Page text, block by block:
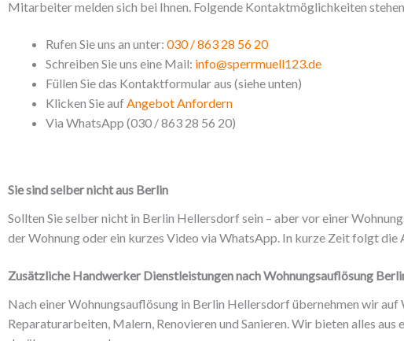
Mitarbeiter melden sich bei Ihnen. Folgende Kontaktmöglichkeiten stehen
Rufen Sie uns an unter: 030 / 863 28 56 20
Schreiben Sie uns eine Mail: info@sperrmuell123.de
Füllen Sie das Kontaktformular aus (siehe unten)
Klicken Sie auf Angebot Anfordern
Via WhatsApp (030 / 863 28 56 20)
Sie sind selber nicht aus Berlin
Sollten Sie selber nicht in Berlin Hellersdorf sein – aber vor einer
der Wohnung oder ein kurzes Video via WhatsApp. In kurze Zeit folgt
Zusätzliche Handwerker Dienstleistungen nach Wohnungsauflösung
Nach einer Wohnungsauflösung in Berlin Hellersdorf übernehmen wir auf
Reparaturarbeiten, Malern, Renovieren und Sanieren. Wir bieten alles